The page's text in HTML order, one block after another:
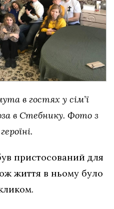
в гостях у сім’ї
в Стебнику. Фото з
пристосований для
життя в ньому було